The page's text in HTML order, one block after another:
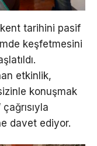
tarihini pasif
keşfetmesini
etkinlik,
konuşmak
davet ediyor.